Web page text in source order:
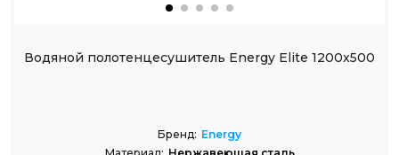
Водяной полотенцесушитель Energy Elite 1200x500
Бренд: Energy